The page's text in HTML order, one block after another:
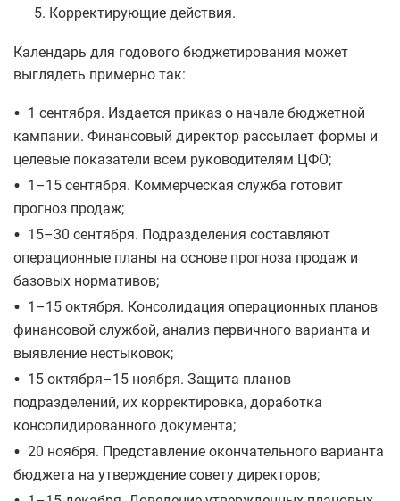
Корректирующие действия.
Календарь для годового бюджетирования может
выглядеть примерно так:
• 1 сентября. Издается приказ о начале бюджетной
кампании. Финансовый директор рассылает формы и
целевые показатели всем руководителям ЦФО;
• 1–15 сентября. Коммерческая служба готовит
прогноз продаж;
• 15–30 сентября. Подразделения составляют
операционные планы на основе прогноза продаж и
базовых нормативов;
• 1–15 октября. Консолидация операционных планов
финансовой службой, анализ первичного варианта и
выявление нестыковок;
• 15 октября–15 ноября. Защита планов
подразделений, их корректировка, доработка
консолидированного документа;
• 20 ноября. Представление окончательного варианта
бюджета на утверждение совету директоров;